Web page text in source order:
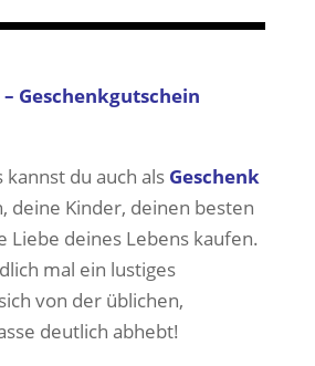
Geschenkgutschein
du auch als Geschenk
deine Kinder, deinen besten
Liebe deines Lebens kaufen.
mal ein lustiges
von der üblichen,
deutlich abhebt!